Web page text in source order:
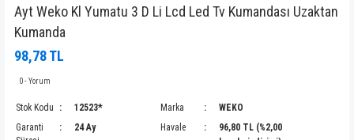
Ayt Weko Kl Yumatu 3 D Li Lcd Led Tv Kumandası Uzaktan
Kumanda
98,78 TL
0 - Yorum
Stok Kodu 12523* Marka
WEKO
Garanti
24 Ay Havale
96,80 TL (%2,00